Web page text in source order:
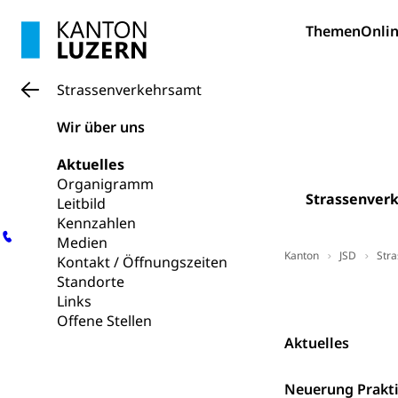
Themen
Strassenverkehrsamt
Wir über uns
Aktuelles
Organigramm
Leitbild
Kennzahlen
Medien
Kontakt / Öffnungszeiten
Standorte
Links
Offene Stellen
Kanton JSD
Aktuelles
Neuerung
Hunde
Bestattung,